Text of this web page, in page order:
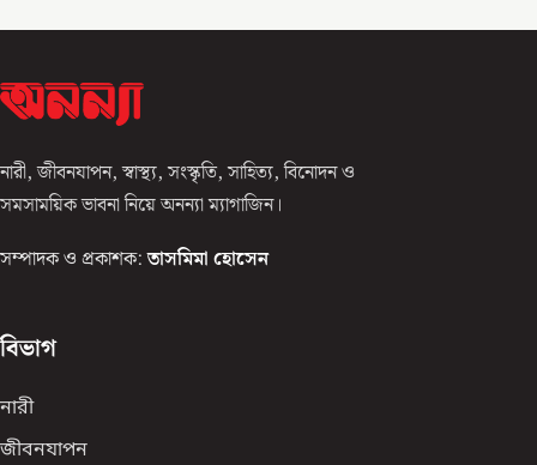
নারী, জীবনযাপন, স্বাস্থ্য, সংস্কৃতি, সাহিত্য, বিনোদন ও
সমসাময়িক ভাবনা নিয়ে অনন্যা ম্যাগাজিন।
সম্পাদক ও প্রকাশক: তাসমিমা হোসেন
বিভাগ
নারী
জীবনযাপন